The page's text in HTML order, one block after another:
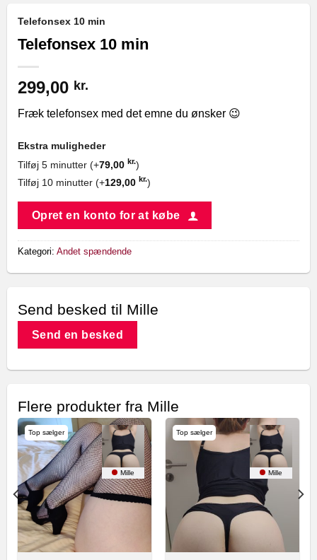
Telefonsex 10 min
Telefonsex 10 min
299,00 kr.
Fræk telefonsex med det emne du ønsker 😉
Ekstra muligheder
Tilføj 5 minutter (+79,00 kr.)
Tilføj 10 minutter (+129,00 kr.)
Opret en konto for at købe
Kategori: Andet spændende
Send besked til Mille
Send en besked
Flere produkter fra Mille
Top sælger
Mille
Top sælger
Mille